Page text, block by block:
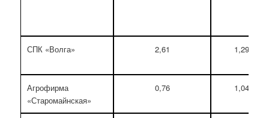
СПК «Волга» 2,61 1,29
Агрофирма
«Старомайнская»
0,76 1,04